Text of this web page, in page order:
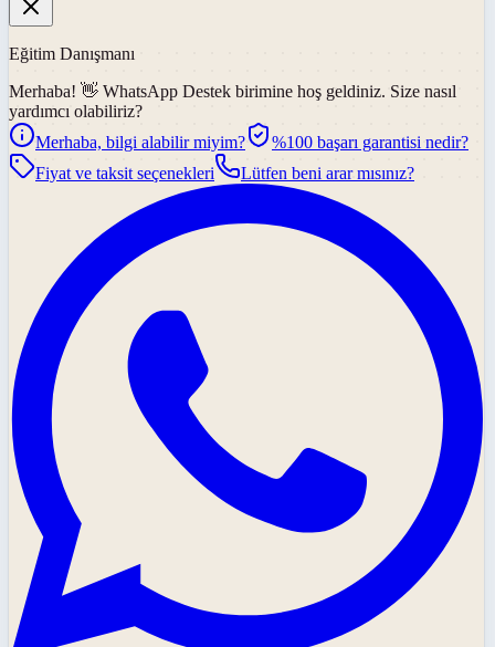
Eğitim Danışmanı
Merhaba! 👋 WhatsApp Destek birimine hoş geldiniz. Size nasıl
yardımcı olabiliriz?
Merhaba, bilgi alabilir miyim?
%100 başarı garantisi nedir?
Fiyat ve taksit seçenekleri
Lütfen beni arar mısınız?